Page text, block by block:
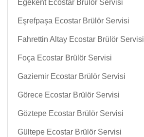
Egekent Ecostar Brülör Servisi
Eşrefpaşa Ecostar Brülör Servisi
Fahrettin Altay Ecostar Brülör Servisi
Foça Ecostar Brülör Servisi
Gaziemir Ecostar Brülör Servisi
Görece Ecostar Brülör Servisi
Göztepe Ecostar Brülör Servisi
Gültepe Ecostar Brülör Servisi